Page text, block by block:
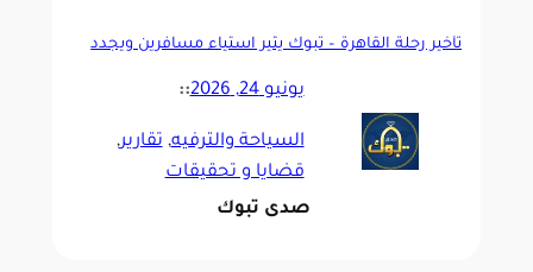
تأخير رحلة القاهرة – تبوك يثير استياء مسافرين ويجدد
يونيو 24, 2026 ::
السياحة والترفيه, تقارير,
قضايا و تحقيقات
صدى تبوك